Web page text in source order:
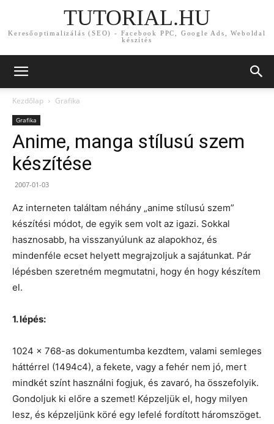
TUTORIAL.HU
Keresőoptimalizálás (SEO) - Facebook PPC, Google Ads, Weboldal
készítés
Kezdőlap Grafika
Grafika
Anime, manga stílusú szem
készítése
2007-01-03
Az interneten találtam néhány „anime stílusú szem”
készítési módot, de egyik sem volt az igazi. Sokkal
hasznosabb, ha visszanyúlunk az alapokhoz, és
mindenféle ecset helyett megrajzoljuk a sajátunkat. Pár
lépésben szeretném megmutatni, hogy én hogy készítem
el.
1. lépés:
1024 x 768-as dokumentumba kezdtem, valami semleges
háttérrel (1494c4), a fekete, vagy a fehér nem jó, mert
mindkét színt használni fogjuk, és zavaró, ha összefolyik.
Gondoljuk ki előre a szemet! Képzeljük el, hogy milyen
lesz, és képzeljünk köré egy lefelé fordított háromszöget.